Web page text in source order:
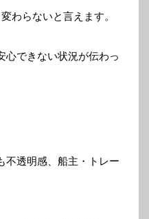
わらないと言えます。
心できない状況が伝わっ
不透明感、船主・トレー